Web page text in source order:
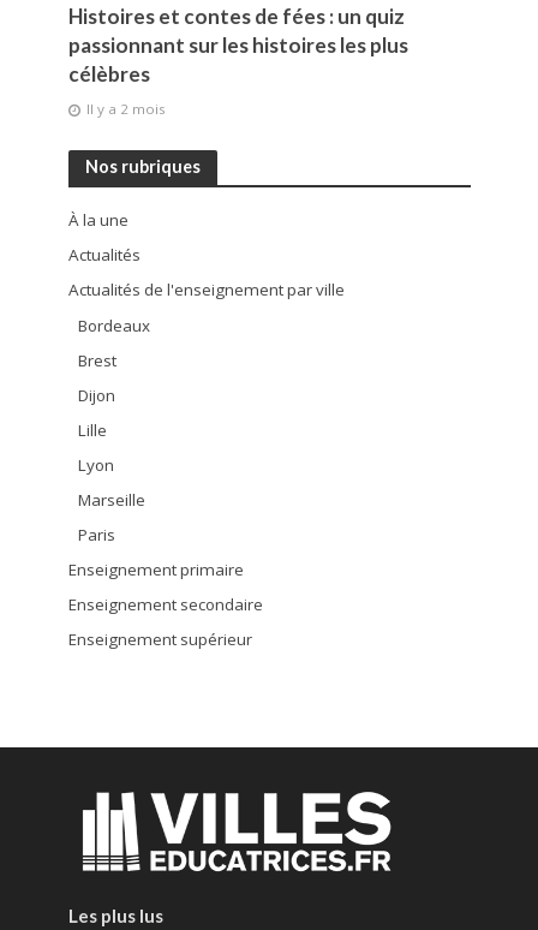
Histoires et contes de fées : un quiz
passionnant sur les histoires les plus
célèbres
Il y a 2 mois
Nos rubriques
À la une
Actualités
Actualités de l'enseignement par ville
Bordeaux
Brest
Dijon
Lille
Lyon
Marseille
Paris
Enseignement primaire
Enseignement secondaire
Enseignement supérieur
Les plus lus